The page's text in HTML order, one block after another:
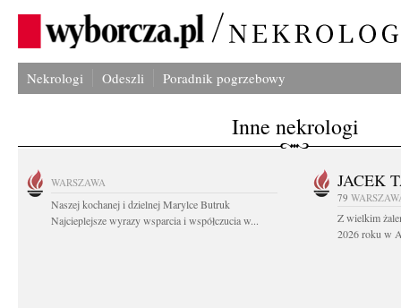
Nekrologi Odeszli Poradnik pogrzebowy
Inne nekrologi
WARSZAWA
Naszej kochanej i dzielnej Marylce Butruk
Najcieplejsze wyrazy wsparcia i współczucia w...
JACEK
79
Z wielkim
2026 roku w